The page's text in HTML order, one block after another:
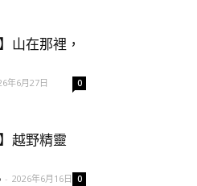
山在那裡，
年6月27日 0
越野精靈
- 2026年6月16日 0